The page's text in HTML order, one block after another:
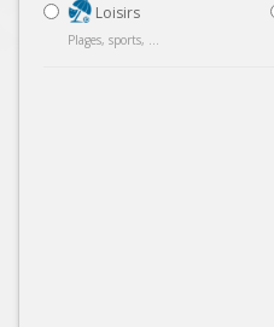
Loisirs
Plages, sports, ...